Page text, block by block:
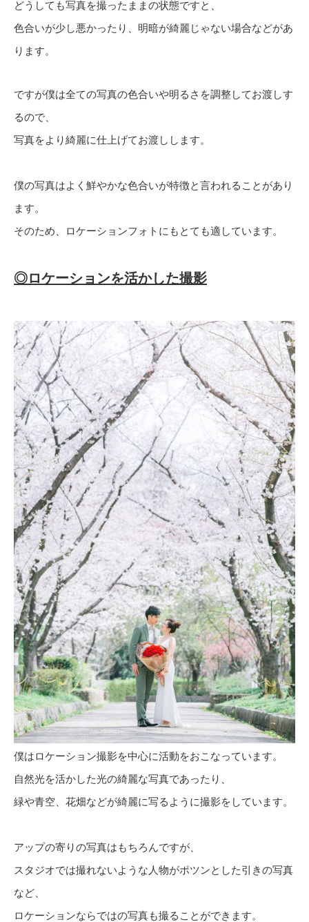
どうしても写真を撮ったままの状態ですと、
色合いが少し悪かったり、明暗が綺麗じゃない場合などがあ
ります。
ですが僕は全ての写真の色合いや明るさを調整してお渡しす
るので、
写真をより綺麗に仕上げてお渡しします。
僕の写真はよく鮮やかな色合いが特徴と言われることがあり
ます。
そのため、ロケーションフォトにもとても適しています。
◎ロケーションを活かした撮影
僕はロケーション撮影を中心に活動をおこなっています。
自然光を活かした光の綺麗な写真であったり、
緑や青空、花畑などが綺麗に写るように撮影をしています。
アップの寄りの写真はもちろんですが、
スタジオでは撮れないような人物がポツンとした引きの写真
など、
ロケーションならではの写真も撮ることができます。